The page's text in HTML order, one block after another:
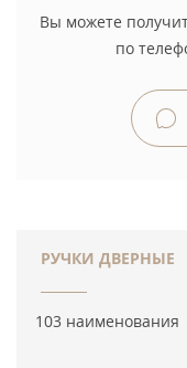
Вы можете
по
РУЧКИ ДВЕРНЫЕ
103 наименования